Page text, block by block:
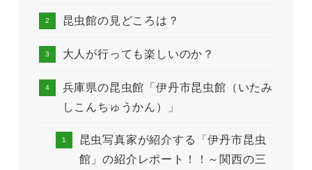
昆虫館の見どころは？
大人が行っても楽しいのか？
兵庫県の昆虫館「伊丹市昆虫館（いたみ
しこんちゅうかん）」
昆虫写真家が紹介する「伊丹市昆虫
館」の紹介レポート！！～関西の三